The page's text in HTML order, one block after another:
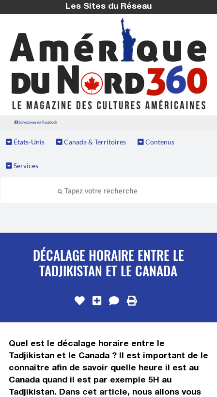
Les Sites du Réseau
Suivez nous sur Facebook
États-Unis Canada & Territoires Contenus
Services
DÉCALAGE HORAIRE ENTRE LE
TADJIKISTAN ET LE CANADA
Quel est le décalage horaire entre le
Tadjikistan et le Canada ? Il est important de le
connaître afin de savoir quelle heure il est au
Canada quand il est par exemple 5H au
Tadjikistan. Dans cet article, nous allons vous